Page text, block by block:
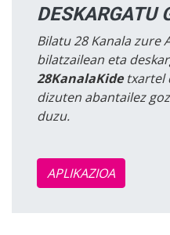
DESKARGATU
Bilatu 28 Kanala zure
bilatzailean eta
28KanalaKidetxartel
dizuten abantailez
duzu.
APLIKAZIOA